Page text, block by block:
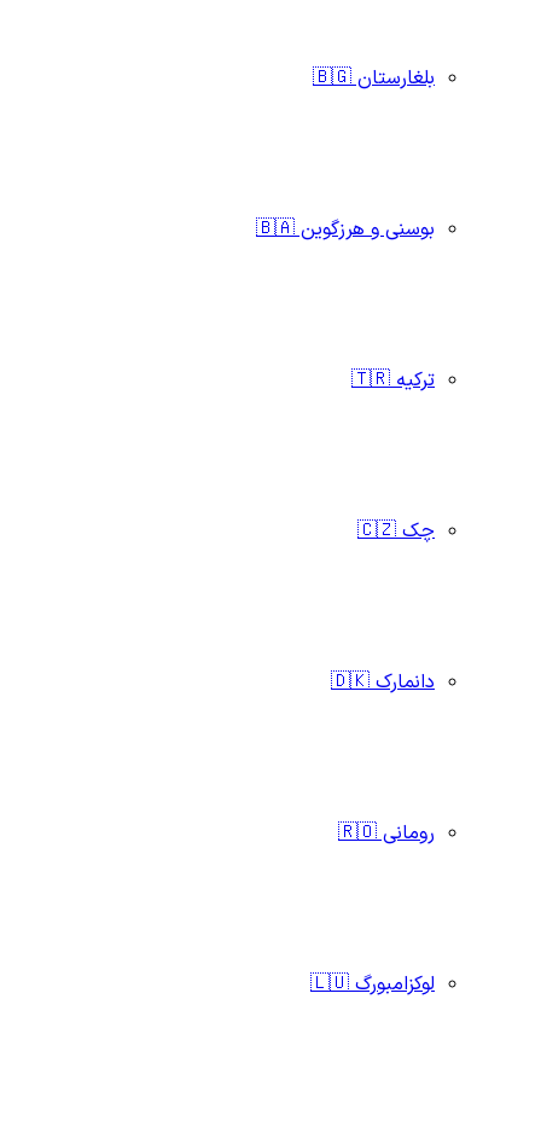
بلغارستان 🇧🇬
بوسنی و هرزگوین 🇧🇦
ترکیه 🇹🇷
چک 🇨🇿
دانمارک 🇩🇰
رومانی 🇷🇴
لوکزامبورگ 🇱🇺